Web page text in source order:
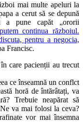
mai multe apeluri la
a cerut să se depună
a pune capăt „ororii
continua războiul.
pentru a negocia,
Francisc.
care pacienții au trecut
ce înseamnă un conflct
horă de întărâtați, va
Trebuie neapărat să
va mai folosi la ceva?
vor mai însemna